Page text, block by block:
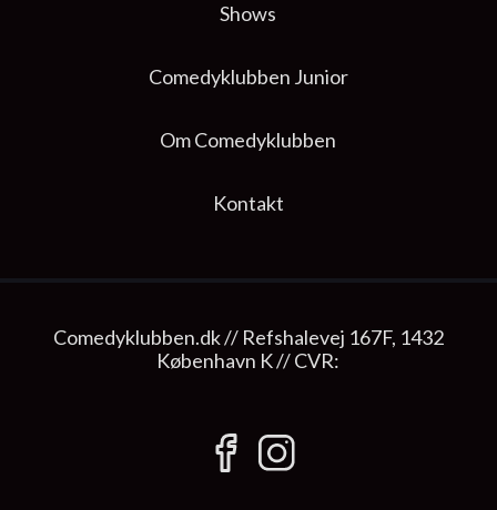
Shows
Comedyklubben Junior
Om Comedyklubben
Kontakt
Comedyklubben.dk // Refshalevej 167F, 1432
København K // CVR: